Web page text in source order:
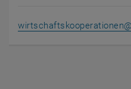
wirtschaftskooperationen@